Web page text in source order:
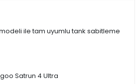
ile tam uyumlu tank sabitleme
Satrun 4 Ultra